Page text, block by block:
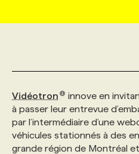
AFFAIRES DE
INITIATIVES
PRIX ET
WEB & MÉDIAS
MARKETING
GEO/SEO
INFOLETTRE
ANNONCEZ AVEC
CONSULTER LA
PROFIL
FAQ
VOIR LES OFFRES
PROFIL CANDIDAT
FAQ
ANNONCEZ AVEC
NOS FORMATIONS EN
NOS PARCOURS DE
FORMATIONS
CHASSE DE TÊTE
SERVICE DE CHASSE
NOS TARIFS
Vidéotron
innove en
à passer leur entrevue
par l’intermédiaire d’une
véhicules stationnés à des
grande région de Montréal et